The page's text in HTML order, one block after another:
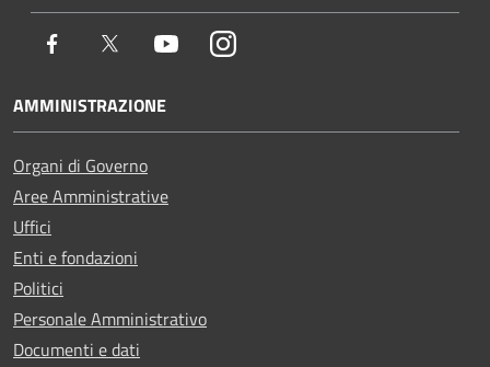
Facebook Twitter YoutubeInstagram
AMMINISTRAZIONE
Organi di Governo
Aree Amministrative
Uffici
Enti e fondazioni
Politici
Personale Amministrativo
Documenti e dati